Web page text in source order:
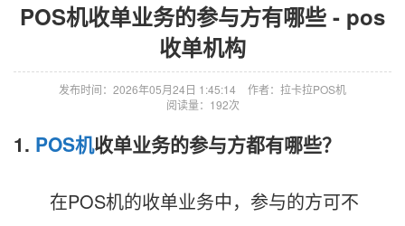
POS机收单业务的参与方有哪些 - pos
收单机构
发布时间：2026年05月24日 1:45:14
作者：拉卡拉POS机
阅读量：192次
1. POS机收单业务的参与方都有哪些？
在POS机的收单业务中，参与的方可不